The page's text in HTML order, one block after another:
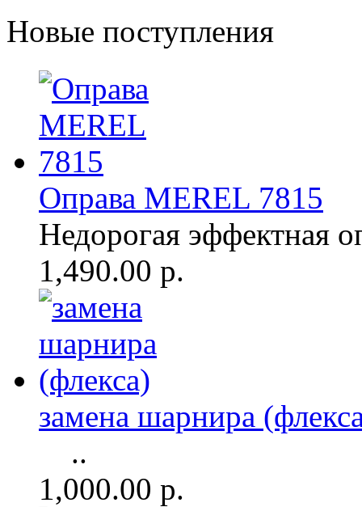
Новые поступления
Оправа MEREL 7815
Недорогая эффектная
1,490.00 р.
замена шарнира
..
1,000.00 р.